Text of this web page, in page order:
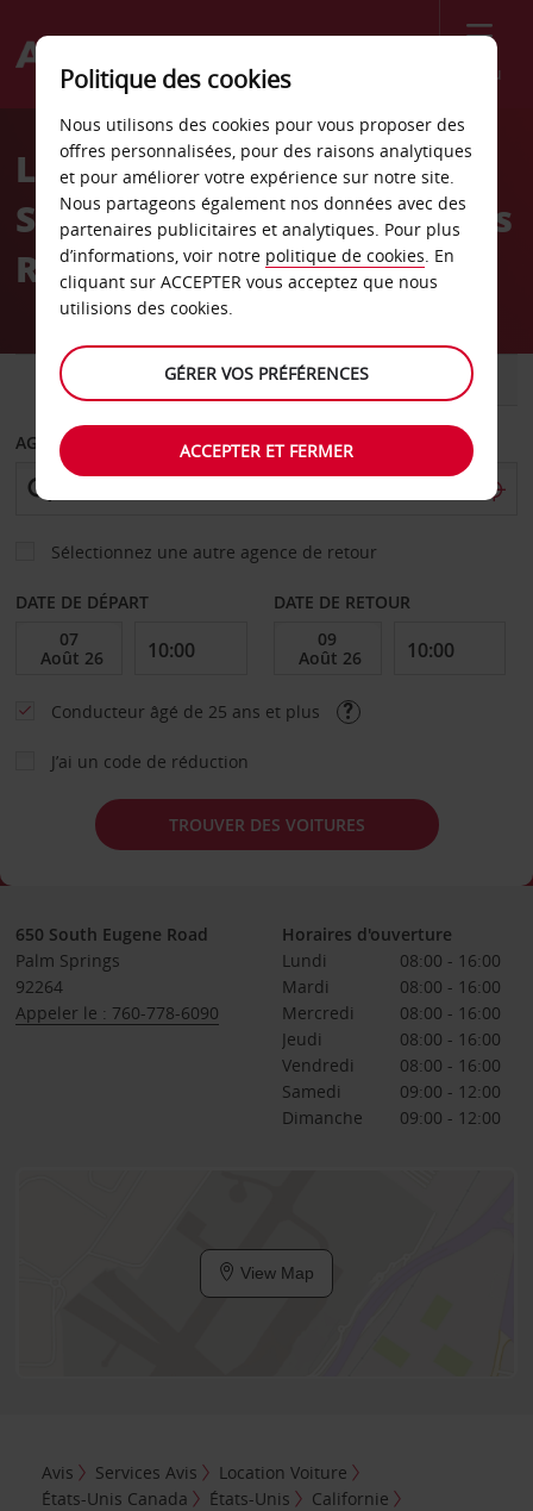
Menu
Welcome
AvisLocation de voiture Palm
Springs Californie Williams
Road
UTILITAIRE
AGENCE DE DÉPART
Sélectionnez une autre agence de retour
DATE DE DÉPART DATE DE RETOUR
Conducteur âgé de 25 ans et plus
J’ai un code de réduction
TROUVER DES VOITURES
650 South Eugene Road
Palm Springs
92264
Appeler le : 760-778-6090
Horaires d'ouverture
Lundi
08:00 - 16:00
Mardi
08:00 - 16:00
Mercredi
08:00 - 16:00
Jeudi
08:00 - 16:00
Vendredi
08:00 - 16:00
Samedi
09:00 - 12:00
Dimanche
09:00 - 12:00
View Map
Avis Services Avis
Location Voiture
États-Unis Canada
États-Unis
Californie
Politique des cookies
Nous utilisons des cookies pour vous proposer des
offres personnalisées, pour des raisons analytiques
et pour améliorer votre expérience sur notre site.
Nous partageons également nos données avec des
partenaires publicitaires et analytiques. Pour plus
d’informations, voir notre politique de cookies. En
cliquant sur ACCEPTER vous acceptez que nous
utilisions des cookies.
GÉRER VOS PRÉFÉRENCES
ACCEPTER ET FERMER